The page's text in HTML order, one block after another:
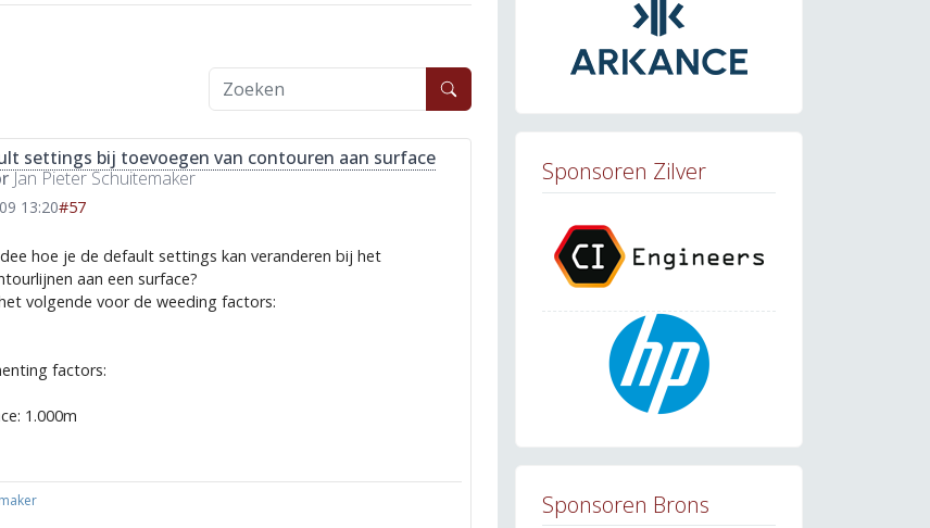
settings bij toevoegen van contouren aan surface
Jan Pieter Schuitemaker
13:20#57
hoe je de default settings kan veranderen bij het
aan een surface?
volgende voor de weeding factors:
factors:
1.000m
Sponsoren Zilver
Sponsoren Brons